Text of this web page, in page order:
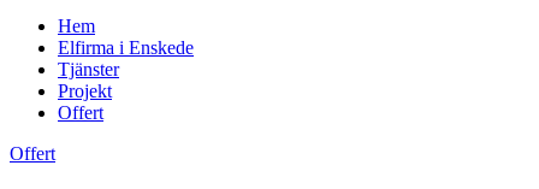
Hem
Elfirma i Enskede
Tjänster
Projekt
Offert
Offert